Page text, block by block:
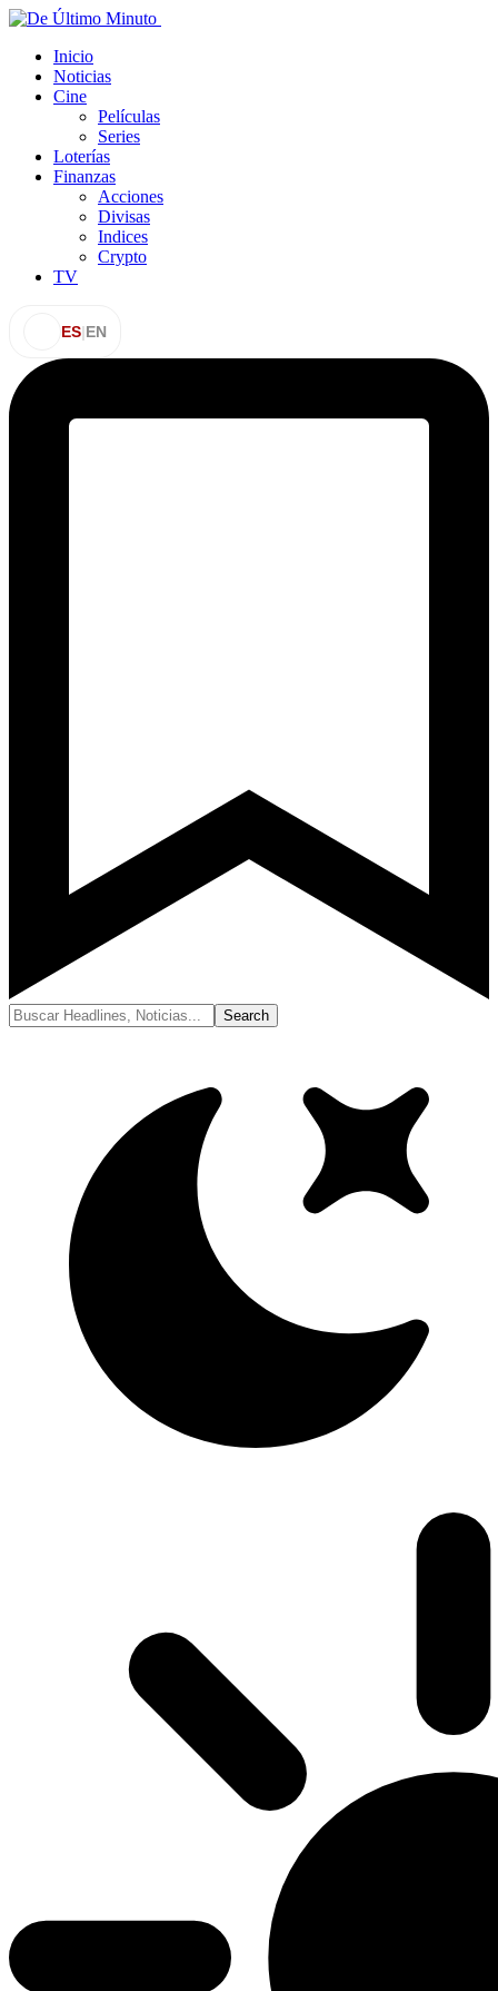
Inicio
Noticias
Cine
Películas
Series
Loterías
Finanzas
Acciones
Divisas
Indices
Crypto
TV
ES|EN